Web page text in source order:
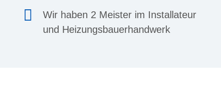
Wir haben 2 Meister im Installateur
und Heizungsbauerhandwerk